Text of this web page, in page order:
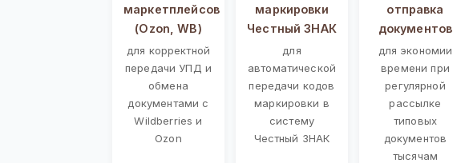
маркетплейсов
(Ozon, WB)
для корректной
передачи УПД и
обмена
документами с
Wildberries и
Ozon
маркировки
Честный ЗНАК
для
автоматической
передачи кодов
маркировки в
систему
Честный ЗНАК
отправка
документов
для экономии
времени при
регулярной
рассылке
типовых
документов
тысячам